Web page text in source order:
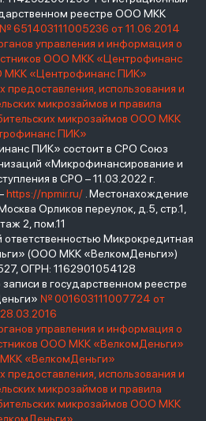
реестре ООО МКК
№ 651403111005236 от 11.06.2014
управления и информация о
ООО МКК «Центрофинанс
МКК «Центрофинанс ПИК»
использования и
микрозаймов и правила
микрозаймов ООО МКК
ПИК»
ПИК» состоит в СРО Союз
«Микрофинансирование и
в СРО – 11.03.2022 г.
https://npmir.ru/. Местонахождение
Орликов переулок, д.5, стр.1,
2, пом.11
Микрокредитная
(ООО МКК «ВелкомДеньги»)
ОГРН: 1162901054128
в государственном реестре
№ 001603111007724 от
28.03.2016
управления и информация о
ООО МКК «ВелкомДеньги»
«ВелкомДеньги»
использования и
микрозаймов и правила
микрозаймов ООО МКК